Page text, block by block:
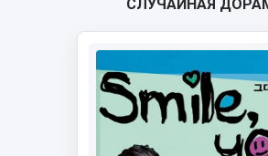
СЛУЧАЙНАЯ